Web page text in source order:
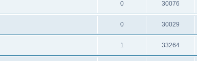
0 30076
0 30029
1 33264